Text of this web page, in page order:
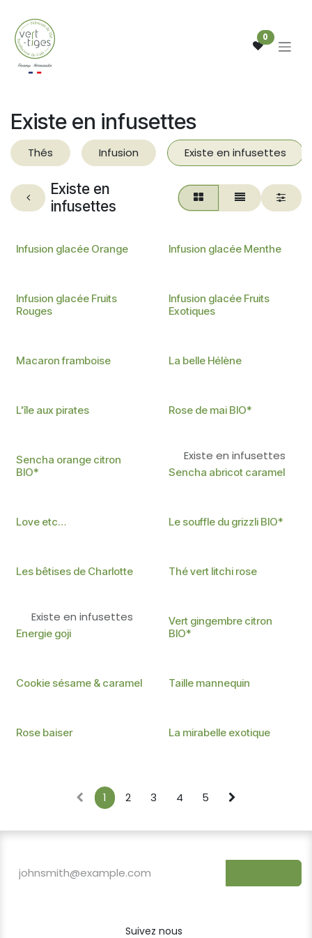
0
Existe en infusettes
Thés Infusion Existe en infusettes
Existe en
infusettes
Existe en infusettes
Infusion glacée Orange Existe en infusettes
Infusion glacée Menthe
Existe en infusettes
Infusion glacée Fruits
Rouges
Existe en infusettes
Infusion glacée Fruits
Exotiques
Existe en infusettes
Macaron framboise Existe en infusettes
La belle Hélène
Existe en infusettes
L'île aux pirates BIO
Existe en
Rose de mai BIO*
BIO
Existe en
Sencha orange citron
BIO*
Existe en infusettes
Sencha abricot caramel
Existe en infusettes
Love etc… BIO
Existe en
Le souffle du grizzli BIO*
Existe en infusettes
Les bêtises de Charlotte Existe en infusettes
Thé vert litchi rose
Existe en infusettes
Energie goji
BIO
Existe en
Vert gingembre citron
BIO*
Existe en infusettes
Cookie sésame & caramel Existe en infusettes
Taille mannequin
Existe en infusettes
Rose baiser Existe en infusettes
La mirabelle exotique
1 2 3 4 5
Suivez nous